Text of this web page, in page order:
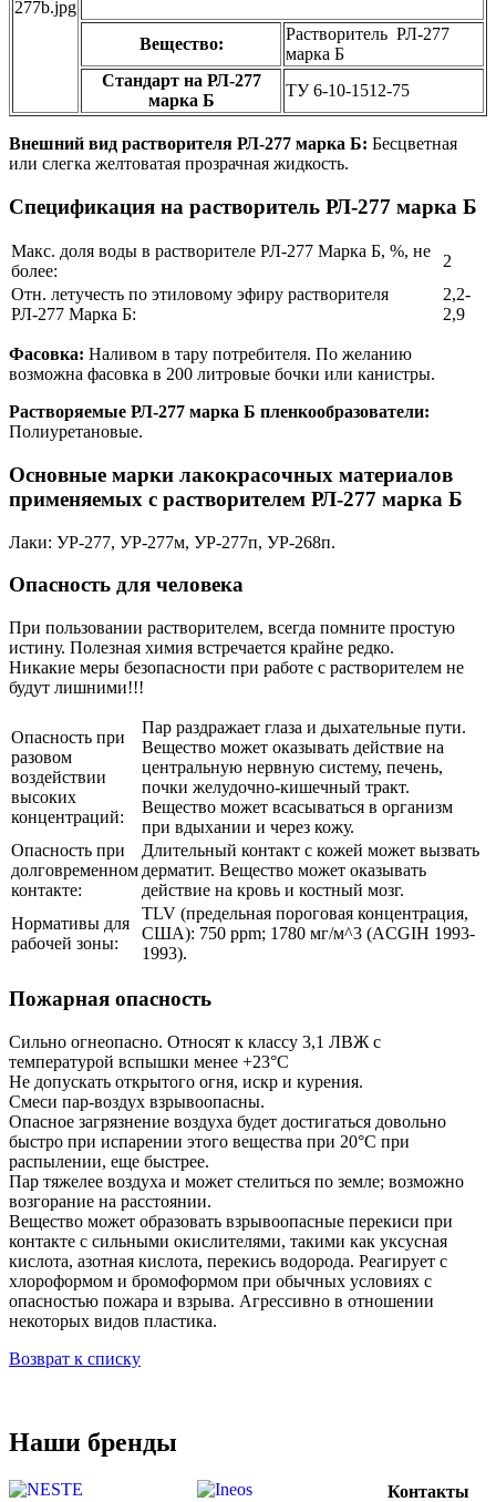
Вещество:
Растворитель РЛ-277
марка Б
Стандарт на РЛ-277
марка Б
ТУ 6-10-1512-75
Внешний вид растворителя РЛ-277 марка Б: Бесцветная
или слегка желтоватая прозрачная жидкость.
Спецификация на растворитель РЛ-277 марка Б
Макс. доля воды в растворителе РЛ-277 Марка Б, %, не
более:
2
Отн. летучесть по этиловому эфиру растворителя
РЛ-277 Марка Б:
2,2-
2,9
Фасовка: Наливом в тару потребителя. По желанию
возможна фасовка в 200 литровые бочки или канистры.
Растворяемые РЛ-277 марка Б пленкообразователи:
Полиуретановые.
Основные марки лакокрасочных материалов
применяемых с растворителем РЛ-277 марка Б
Лаки: УР-277, УР-277м, УР-277п, УР-268п.
Опасность для человека
При пользовании растворителем, всегда помните простую
истину. Полезная химия встречается крайне редко.
Никакие меры безопасности при работе с растворителем не
будут лишними!!!
Опасность при
разовом
воздействии
высоких
концентраций:
Пар раздражает глаза и дыхательные пути.
Вещество может оказывать действие на
центральную нервную систему, печень,
почки желудочно-кишечный тракт.
Вещество может всасываться в организм
при вдыхании и через кожу.
Опасность при
долговременном
контакте:
Длительный контакт с кожей может вызвать
дерматит. Вещество может оказывать
действие на кровь и костный мозг.
Нормативы для
рабочей зоны:
TLV (предельная пороговая концентрация,
США): 750 ppm; 1780 мг/м^3 (ACGIH 1993-
1993).
Пожарная опасность
Сильно огнеопасно. Относят к классу 3,1 ЛВЖ с
температурой вспышки менее +23°C
Не допускать открытого огня, искр и курения.
Смеси пар-воздух взрывоопасны.
Опасное загрязнение воздуха будет достигаться довольно
быстро при испарении этого вещества при 20°C при
распылении, еще быстрее.
Пар тяжелее воздуха и может стелиться по земле; возможно
возгорание на расстоянии.
Вещество может образовать взрывоопасные перекиси при
контакте с сильными окислителями, такими как уксусная
кислота, азотная кислота, перекись водорода. Реагирует с
хлороформом и бромоформом при обычных условиях с
опасностью пожара и взрыва. Агрессивно в отношении
некоторых видов пластика.
Возврат к списку
Наши бренды
Контакты